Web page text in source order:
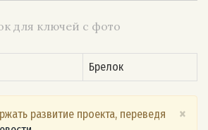
для ключей с фото
Брелок
×
развитие проекта, переведя